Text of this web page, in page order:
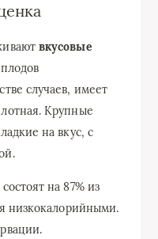
вкусовые
случаев, имеет
Крупные
на вкус, с
на 87% из
низкокалорийными.